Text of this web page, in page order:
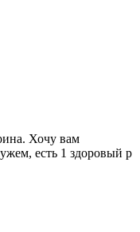
Хочу вам
есть 1 здоровый р